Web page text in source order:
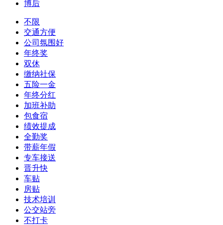
博后
不限
交通方便
公司氛围好
年终奖
双休
缴纳社保
五险一金
年终分红
加班补助
包食宿
绩效提成
全勤奖
带薪年假
专车接送
晋升快
车贴
房贴
技术培训
公交站旁
不打卡